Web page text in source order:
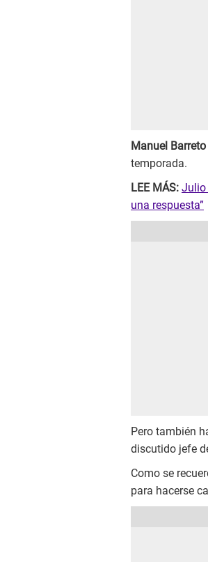
Manuel Barreto
temporada.
LEE MÁS: Julio
una respuesta”
Pero también
discutido jefe
Como se
para hacerse